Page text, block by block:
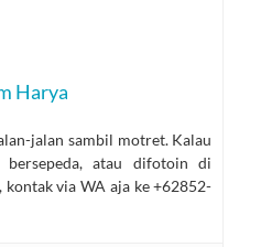
Harya
jalan sambil motret. Kalau
bersepeda, atau difotoin di
via WA aja ke +62852-